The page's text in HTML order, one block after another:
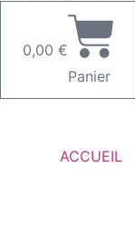
0,00 €
Panier
ACCUEIL